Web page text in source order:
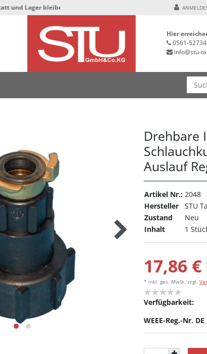
bleiben in der Hafenstrasse 76, 34125 Kassel ***
Hier
0561-
info@stu-
Drehbare
Auslauf
Artikel Nr.: 2048
Hersteller
STU
Zustand
Neu
Inhalt
1
17,86
* inkl. ges. MwSt. zzgl.
Verfügbarkeit:
WEEE-Reg.-Nr.